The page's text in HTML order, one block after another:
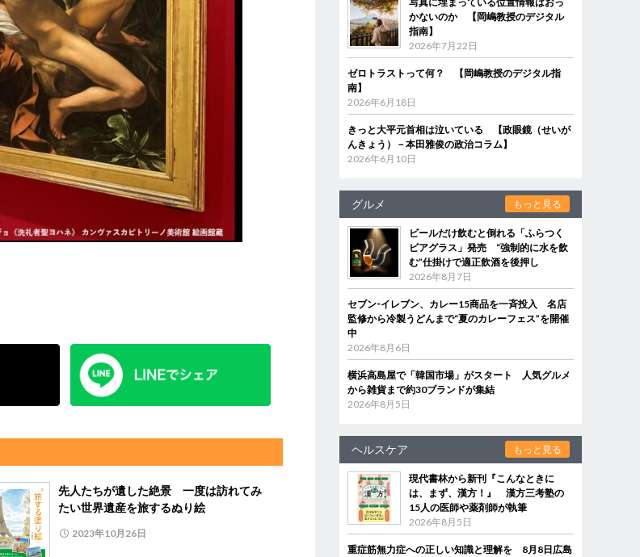
先人たちが遺した絶景 一度は訪れてみ
たい世界遺産を旅するぬり絵
2023年10月26日
かないのか 【岡嶋教授のデジタル
指南】
2026年7月22日
ゼロトラストって何？ 【岡嶋教授のデジタル指
南】
2026年6月18日
きっと大平元首相は泣いている 【政眼鏡（せいが
んきょう）－本田雅俊の政治コラム】
2026年6月10日
グルメ もっと見る
ビールだけ飲むと倒れる「ふらつく
ビアグラス」発売 “強制的に水を飲
む”仕掛けで適正飲酒を後押し
2026年8月7日
セブン‐イレブン、カレー15商品を一斉投入 名店
監修から冷製うどんまで“夏のカレーフェス”を開催
中
2026年8月6日
横浜高島屋で「韓国市場」がスタート 人気グルメ
から雑貨まで約30ブランドが集結
2026年8月5日
ヘルスケア もっと見る
現代書林から新刊『こんなときに
は、まず、漢方！』 漢方三考塾の
15人の医師や薬剤師が執筆
2026年8月5日
重症筋無力症への正しい知識と理解を 8月8日広島